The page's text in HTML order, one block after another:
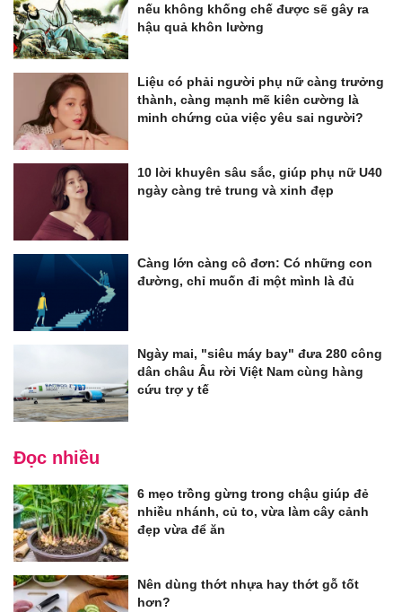
nếu không khống chế được sẽ gây ra
hậu quả khôn lường
Liệu có phải người phụ nữ càng trưởng
thành, càng mạnh mẽ kiên cường là
minh chứng của việc yêu sai người?
10 lời khuyên sâu sắc, giúp phụ nữ U40
ngày càng trẻ trung và xinh đẹp
Càng lớn càng cô đơn: Có những con
đường, chỉ muốn đi một mình là đủ
Ngày mai, "siêu máy bay" đưa 280 công
dân châu Âu rời Việt Nam cùng hàng
cứu trợ y tế
Đọc nhiều
6 mẹo trồng gừng trong chậu giúp đẻ
nhiều nhánh, củ to, vừa làm cây cảnh
đẹp vừa để ăn
Nên dùng thớt nhựa hay thớt gỗ tốt
hơn?